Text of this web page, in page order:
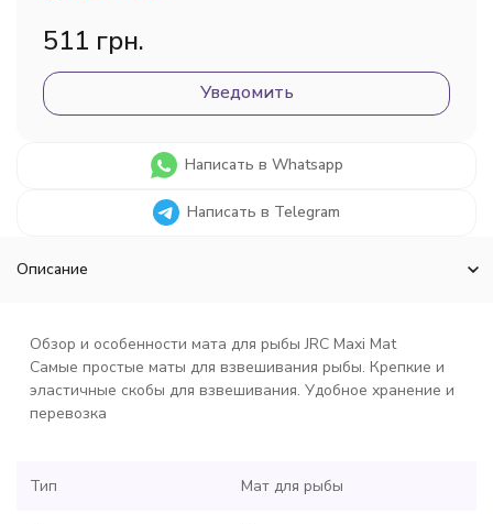
511 грн.
Уведомить
Написать в Whatsapp
Написать в Telegram
Описание
Обзор и особенности мата для рыбы JRC Maxi Mat
Самые простые маты для взвешивания рыбы. Крепкие и
эластичные скобы для взвешивания. Удобное хранение и
перевозка
Тип Мат для рыбы